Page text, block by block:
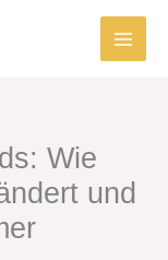
Wie
und